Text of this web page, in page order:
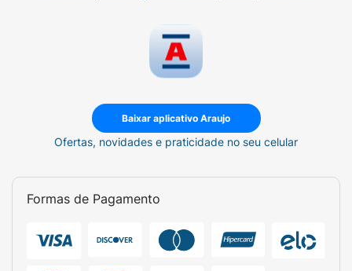
Baixar aplicativo Araujo
Ofertas, novidades e praticidade no seu celular
Formas de Pagamento